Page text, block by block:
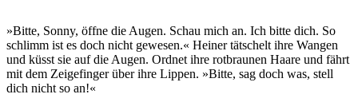
»Bitte, Sonny, öffne die Augen. Schau mich an. Ich bitte dich. So
schlimm ist es doch nicht gewesen.« Heiner tätschelt ihre Wangen
und küsst sie auf die Augen. Ordnet ihre rotbraunen Haare und fährt
mit dem Zeigefinger über ihre Lippen. »Bitte, sag doch was, stell
dich nicht so an!«